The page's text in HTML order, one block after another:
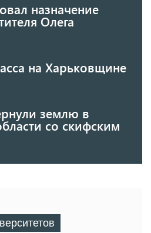
назначение
Олега
на Харьковщине
землю в
со скифским